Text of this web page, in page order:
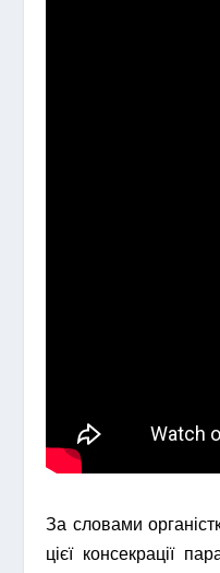
За словами
цієї консекрації